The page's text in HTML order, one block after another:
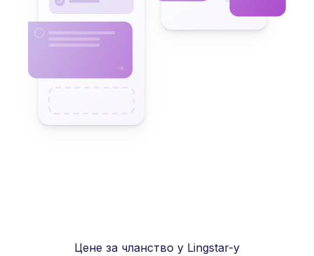
Цене за чланство у Lingstar-у